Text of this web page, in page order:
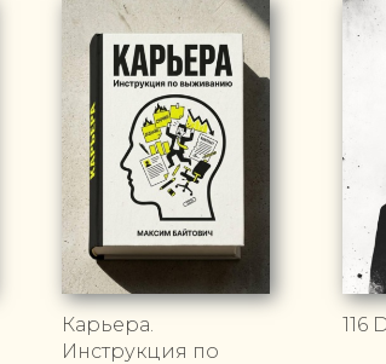
Карьера.
Инструкция по
116